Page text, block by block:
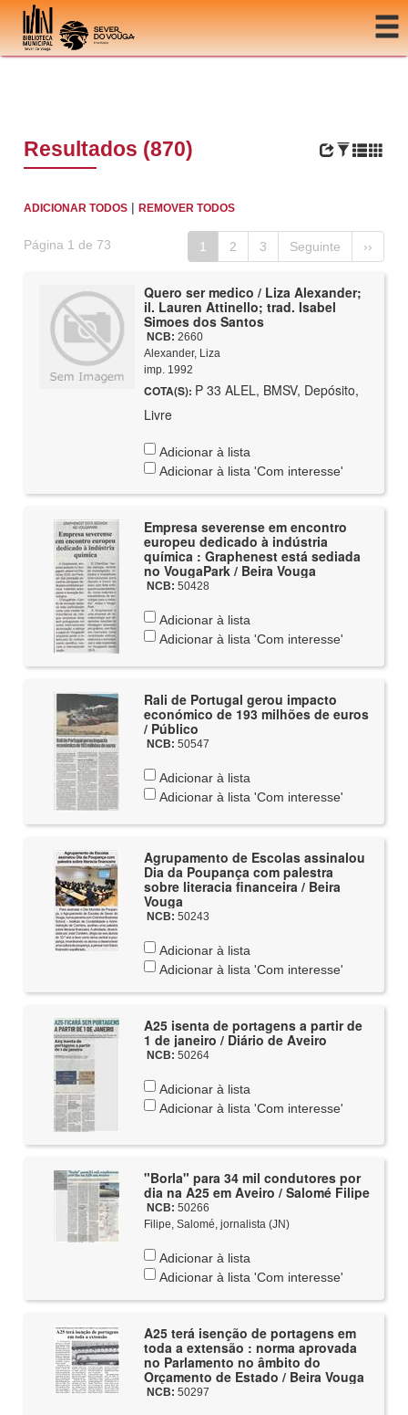
Ir para o conteúdo
Resultados (870)
ADICIONAR TODOS |REMOVER TODOS
Página 1 de 73 1 2 3 Seguinte ››
Quero ser medico / Liza Alexander;
il. Lauren Attinello; trad. Isabel
Simoes dos Santos
NCB: 2660
Alexander, Liza
imp. 1992
COTA(S): P 33 ALEL, BMSV, Depósito,
Livre
Adicionar à lista
Adicionar à lista 'Com interesse'
Empresa severense em encontro
europeu dedicado à indústria
química : Graphenest está sediada
no VougaPark / Beira Vouga
NCB: 50428
Adicionar à lista
Adicionar à lista 'Com interesse'
Rali de Portugal gerou impacto
económico de 193 milhões de euros
/ Público
NCB: 50547
Adicionar à lista
Adicionar à lista 'Com interesse'
Agrupamento de Escolas assinalou
Dia da Poupança com palestra
sobre literacia financeira / Beira
Vouga
NCB: 50243
Adicionar à lista
Adicionar à lista 'Com interesse'
A25 isenta de portagens a partir de
1 de janeiro / Diário de Aveiro
NCB: 50264
Adicionar à lista
Adicionar à lista 'Com interesse'
"Borla" para 34 mil condutores por
dia na A25 em Aveiro / Salomé Filipe
NCB: 50266
Filipe, Salomé, jornalista (JN)
Adicionar à lista
Adicionar à lista 'Com interesse'
A25 terá isenção de portagens em
toda a extensão : norma aprovada
no Parlamento no âmbito do
Orçamento de Estado / Beira Vouga
NCB: 50297